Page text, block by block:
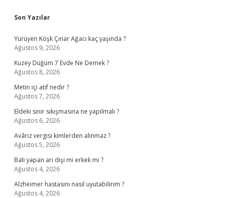
Sidebar
Son Yazılar
Yürüyen Köşk Çınar Ağacı kaç yaşında ?
Ağustos 9, 2026
Kuzey Düğüm 7 Evde Ne Demek ?
Ağustos 8, 2026
Metin içi atıf nedir ?
Ağustos 7, 2026
Eldeki sinir sıkışmasına ne yapılmalı ?
Ağustos 6, 2026
Avârız vergisi kimlerden alınmaz ?
Ağustos 5, 2026
Balı yapan arı dişi mi erkek mi ?
Ağustos 4, 2026
Alzheimer hastasını nasıl uyutabilirim ?
Ağustos 4, 2026